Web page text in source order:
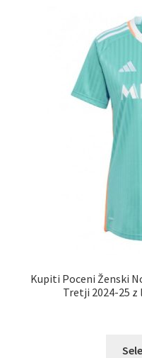
Kupiti Poceni Ženski
Tretji 2024-25